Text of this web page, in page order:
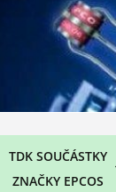
TDK SOUČÁSTKY
ZNAČKY EPCOS